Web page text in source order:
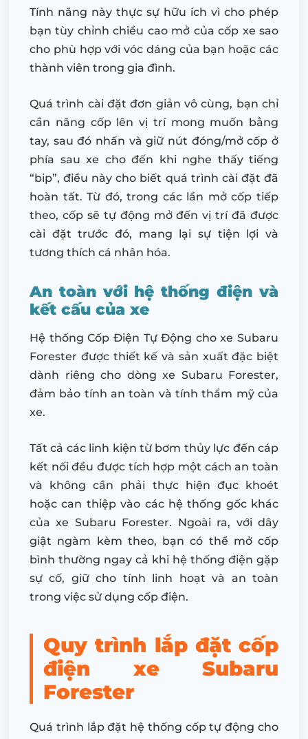
Tính năng này thực sự hữu ích vì cho phép
bạn tùy chỉnh chiều cao mở của cốp xe sao
cho phù hợp với vóc dáng của bạn hoặc các
thành viên trong gia đình.
Quá trình cài đặt đơn giản vô cùng, bạn chỉ
cần nâng cốp lên vị trí mong muốn bằng
tay, sau đó nhấn và giữ nút đóng/mở cốp ở
phía sau xe cho đến khi nghe thấy tiếng
“bip”, điều này cho biết quá trình cài đặt đã
hoàn tất. Từ đó, trong các lần mở cốp tiếp
theo, cốp sẽ tự động mở đến vị trí đã được
cài đặt trước đó, mang lại sự tiện lợi và
tương thích cá nhân hóa.
An toàn với hệ thống điện và
kết cấu của xe
Hệ thống Cốp Điện Tự Động cho xe Subaru
Forester được thiết kế và sản xuất đặc biệt
dành riêng cho dòng xe Subaru Forester,
đảm bảo tính an toàn và tính thẩm mỹ của
xe.
Tất cả các linh kiện từ bơm thủy lực đến cáp
kết nối đều được tích hợp một cách an toàn
và không cần phải thực hiện đục khoét
hoặc can thiệp vào các hệ thống gốc khác
của xe Subaru Forester. Ngoài ra, với dây
giật ngàm kèm theo, bạn có thể mở cốp
bình thường ngay cả khi hệ thống điện gặp
sự cố, giữ cho tính linh hoạt và an toàn
trong việc sử dụng cốp điện.
Quy trình lắp đặt cốp
điện xe Subaru
Forester
Quá trình lắp đặt hệ thống cốp tự động cho